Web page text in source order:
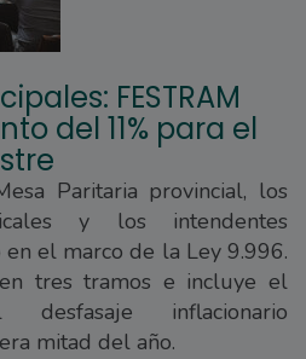
FESTRAM
del 11% para el
Paritaria provincial, los
y los intendentes
el marco de la Ley 9.996.
tres tramos e incluye el
desfasaje inflacionario
mitad del año.